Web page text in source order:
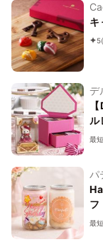
キ
5
デ
ル
最
パ
フ
も
最